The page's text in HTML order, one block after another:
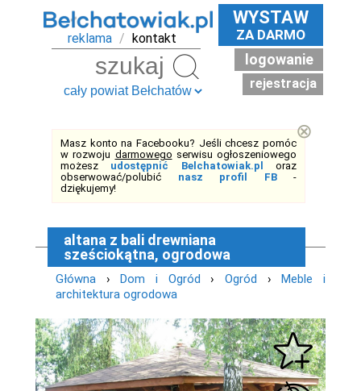
reklama / kontakt
WYSTAW
ZA DARMO
logowanie
rejestracja
Masz konto na Facebooku? Jeśli chcesz pomóc
w rozwoju darmowego serwisu ogłoszeniowego
możesz udostępnić Belchatowiak.pl
oraz
obserwować/polubić nasz profil FB-
dziękujemy!
⊗
altana z bali drewniana
sześciokątna, ogrodowa
Główna ›Dom i Ogród ›Ogród ›Meble i
architektura ogrodowa